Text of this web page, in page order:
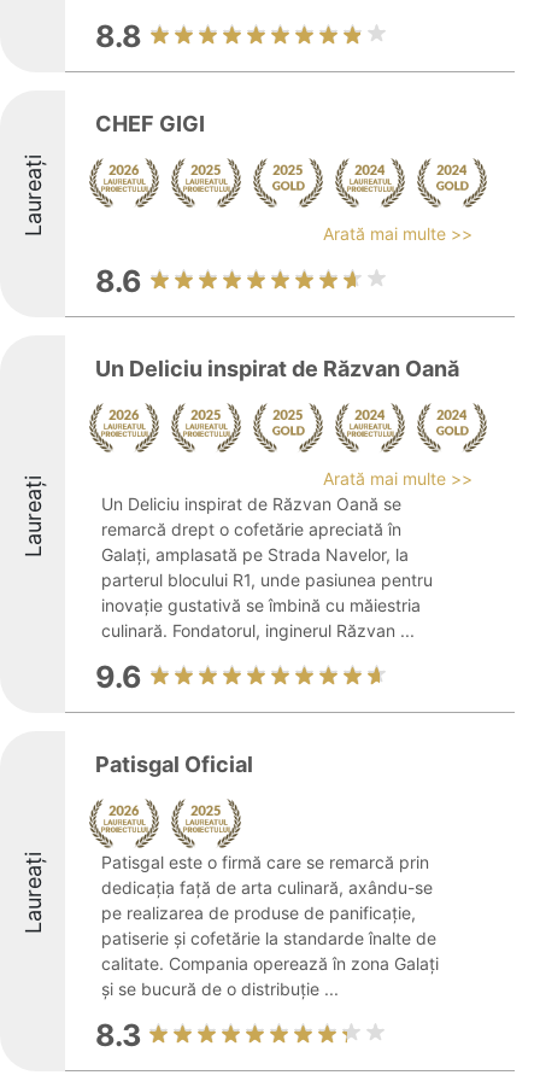
8.8
Laureați
CHEF GIGI
Arată mai multe >>
8.6
Laureați
Un Deliciu inspirat de Răzvan Oană
Arată mai multe >>
Un Deliciu inspirat de Răzvan Oană se
remarcă drept o cofetărie apreciată în
Galați, amplasată pe Strada Navelor, la
parterul blocului R1, unde pasiunea pentru
inovație gustativă se îmbină cu măiestria
culinară. Fondatorul, inginerul Răzvan ...
9.6
Laureați
Patisgal Oficial
Patisgal este o firmă care se remarcă prin
dedicația față de arta culinară, axându-se
pe realizarea de produse de panificație,
patiserie și cofetărie la standarde înalte de
calitate. Compania operează în zona Galați
și se bucură de o distribuție ...
8.3